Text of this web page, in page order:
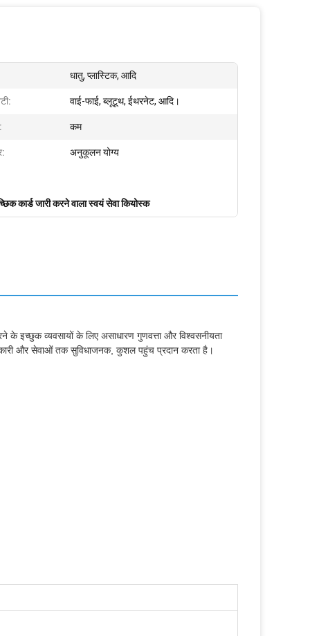
धातु, प्लास्टिक, आदि
वाई-फाई, ब्लूटूथ, ईथरनेट, आदि।
कम
अनुकूलन योग्य
कार्ड जारी करने वाला स्वयं सेवा कियोस्क
इच्छुक व्यवसायों के लिए असाधारण गुणवत्ता और विश्वसनीयता
और सेवाओं तक सुविधाजनक, कुशल पहुंच प्रदान करता है।